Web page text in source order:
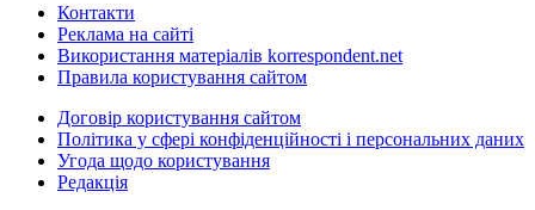
Контакти
Реклама на сайті
Використання матеріалів korrespondent.net
Правила користування сайтом
Договір користування сайтом
Політика у сфері конфіденційності і персональних даних
Угода щодо користування
Редакція